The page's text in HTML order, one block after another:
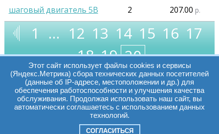
шаговый двигатель 5В 2 207.00 р.
1 … 12 13 14 15 16 17
18 19 20
Часы работы:
Томск, пр. Ленина г,
д. 159
Этот сайт использует файлы cookies и сервисы
(Яндекс.Метрика) сбора технических данных посетителей
(данные об IP-адресе, местоположении и др.) для
обеспечения работоспособности и улучшения качества
обслуживания. Продолжая использовать наш сайт, вы
автоматически соглашаетесь с использованием данных
технологий.
СОГЛАСИТЬСЯ